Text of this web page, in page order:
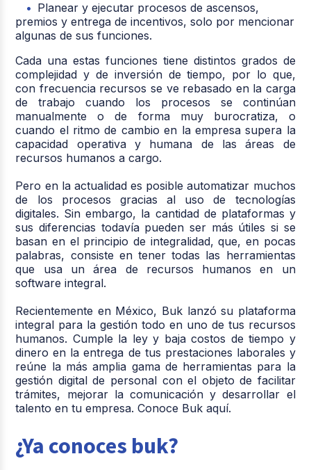
Planear y ejecutar procesos de ascensos,
premios y entrega de incentivos, solo por mencionar
algunas de sus funciones.
Cada una estas funciones tiene distintos grados de
complejidad y de inversión de tiempo, por lo que,
con frecuencia recursos se ve rebasado en la carga
de trabajo cuando los procesos se continúan
manualmente o de forma muy burocratiza, o
cuando el ritmo de cambio en la empresa supera la
capacidad operativa y humana de las áreas de
recursos humanos a cargo.
Pero en la actualidad es posible automatizar muchos
de los procesos gracias al uso de tecnologías
digitales. Sin embargo, la cantidad de plataformas y
sus diferencias todavía pueden ser más útiles si se
basan en el principio de integralidad, que, en pocas
palabras, consiste en tener todas las herramientas
que usa un área de recursos humanos en un
software integral.
Recientemente en México, Buk lanzó su plataforma
integral para la gestión todo en uno de tus recursos
humanos. Cumple la ley y baja costos de tiempo y
dinero en la entrega de tus prestaciones laborales y
reúne la más amplia gama de herramientas para la
gestión digital de personal con el objeto de facilitar
trámites, mejorar la comunicación y desarrollar el
talento en tu empresa. Conoce Buk aquí.
¿Ya conoces buk?